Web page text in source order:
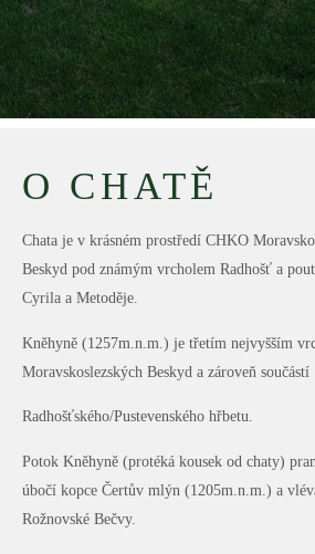
O CHATĚ
Chata je v krásném prostředí CHKO
Beskyd pod známým vrcholem Radhošť a
Cyrila a Metoděje.
Kněhyně (1257m.n.m.) je třetím nejvyšším
Moravskoslezských Beskyd a zároveň součástí
Radhošťského/Pustevenského hřbetu.
Potok Kněhyně (protéká kousek od chaty)
úbočí kopce Čertův mlýn (1205m.n.m.) a
Rožnovské Bečvy.